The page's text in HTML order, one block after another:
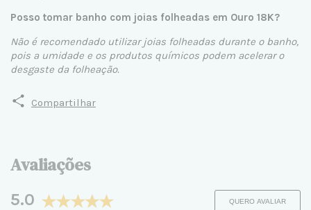
Posso tomar banho com joias folheadas em Ouro 18K?
Não é recomendado utilizar joias folheadas durante o banho,
pois a umidade e os produtos químicos podem acelerar o
desgaste da folheação.
Compartilhar
Avaliações
5.0 QUERO AVALIAR